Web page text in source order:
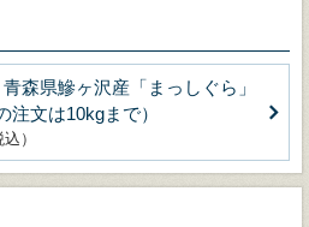
青森県鰺ヶ沢産「まっしぐら」
注文は10kgまで）
）